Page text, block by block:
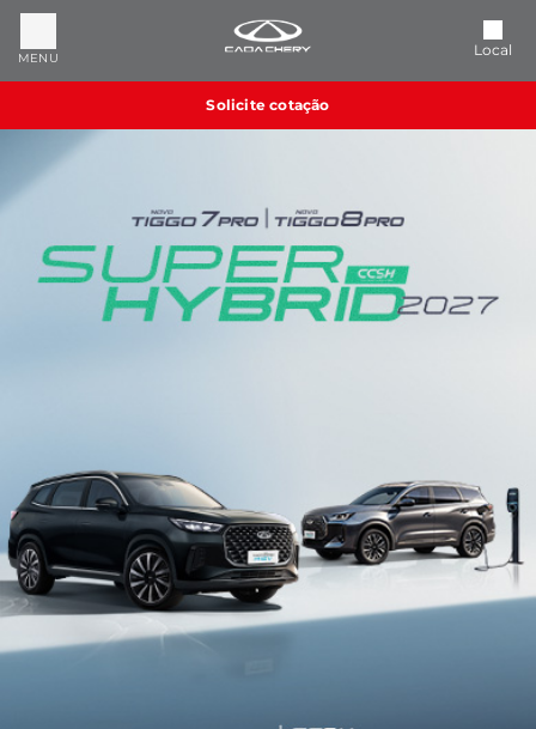
MENU Local
Solicite cotação